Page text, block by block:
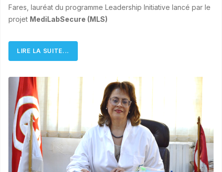
Fares, lauréat du programme Leadership Initiative lancé par le
projet MediLabSecure (MLS)
LIRE LA SUITE...